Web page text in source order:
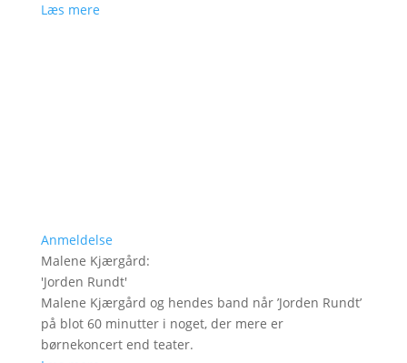
Læs mere
Anmeldelse
Malene Kjærgård:
'Jorden Rundt'
Malene Kjærgård og hendes band når ’Jorden Rundt’
på blot 60 minutter i noget, der mere er
børnekoncert end teater.